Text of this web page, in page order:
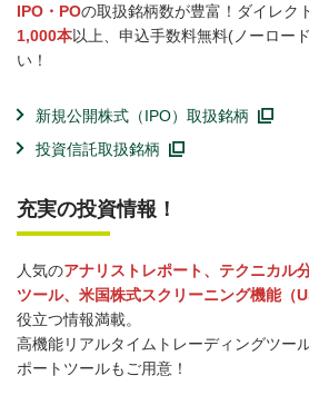
IPO・POの取扱銘柄数が豊富！ダイレク
1,000本以上、申込手数料無料(ノーロー
い！
新規公開株式（IPO）取扱銘柄
投資信託取扱銘柄
充実の投資情報！
人気のアナリストレポート、テクニカル
ツール、米国株式スクリーニング機能（
役立つ情報満載。
高機能リアルタイムトレーディングツー
ポートツールもご用意！